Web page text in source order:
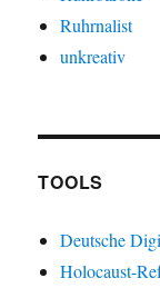
Ruhrnalist
unkreativ
TOOLS
Deutsche
Holocaust-